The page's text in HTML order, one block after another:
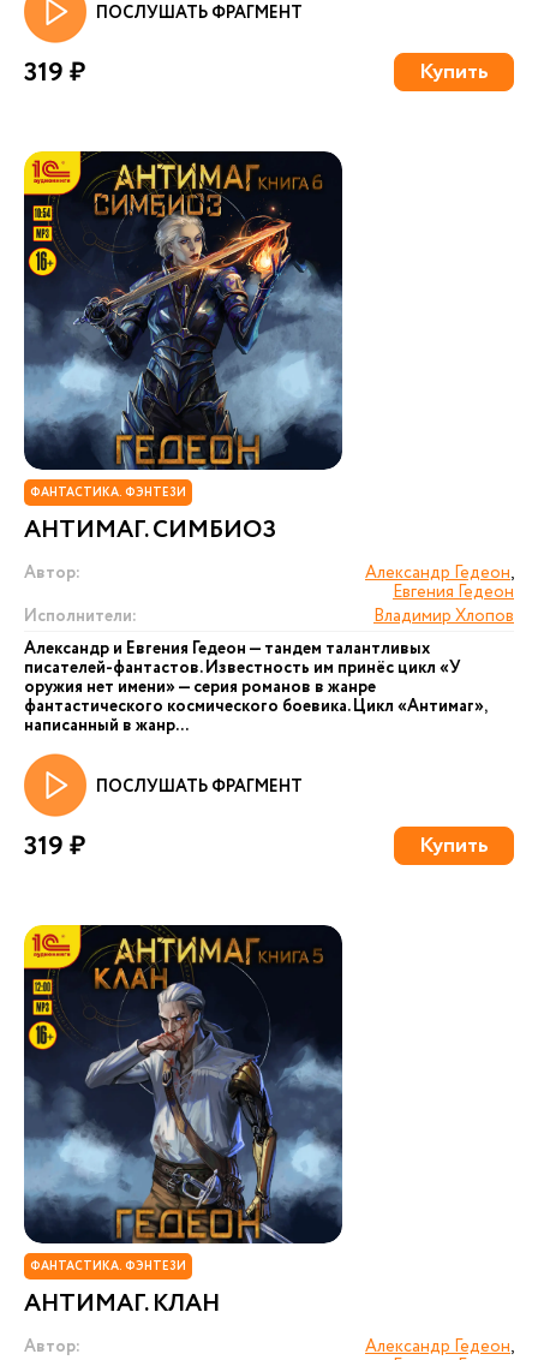
ПОСЛУШАТЬ ФРАГМЕНТ
319 ₽ Купить
ФАНТАСТИКА. ФЭНТЕЗИ
АНТИМАГ. СИМБИОЗ
Автор: Александр Гедеон,
Евгения Гедеон
Исполнители:
Владимир Хлопов
Александр и Евгения Гедеон — тандем талантливых
писателей-фантастов. Известность им принёс цикл «У
оружия нет имени» — серия романов в жанре
фантастического космического боевика. Цикл «Антимаг»,
написанный в жанр...
ПОСЛУШАТЬ ФРАГМЕНТ
319 ₽ Купить
ФАНТАСТИКА. ФЭНТЕЗИ
АНТИМАГ. КЛАН
Автор: Александр Гедеон,